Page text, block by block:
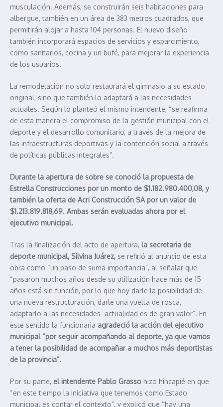
musculación. Además, se construirán seis habitaciones para
albergue, también en un área de 383 metros cuadrados, que
permitirán alojar a hasta 104 personas. El nuevo diseño
también incorporará espacios de servicios y esparcimiento,
como sanitarios, cocina y un bufé, para mejorar la experiencia
de los usuarios.
La remodelación no solo restaurará el gimnasio a su estado
original, sino que también lo adaptará a las necesidades
actuales. Según lo planteó el mismo intendente, “se reafirma
de esta manera el compromiso de la gestión municipal con el
deporte y el desarrollo comunitario, a través de la mejora de
las infraestructuras deportivas y la contención social a través
de políticas públicas integrales”.
Durante la apertura de sobre se conoció la propuesta de
Estrella Construcciones por un monto de $1.182.980.400,08, y
también la oferta de Acri Construcción SA por un valor de
$1.213.819.818,69. Ambas serán evaluadas ahora por el
ejecutivo municipal.
Tras la finalización del acto de apertura, la secretaria de
deporte municipal, Silvina Juárez, se refirió al anuncio de esta
obra como “un paso de suma importancia”, al señalar que
“pasaron muchos años desde su utilización hace más de 15
años está sin función, por lo que hoy darle la posibilidad de
una nueva restructuración, darle una vuelta de rosca,
adaptarlo a las necesidades actualidad es de gran valor”. En
este sentido la funcionaria agradeció la acción del ejecutivo
municipal “por seguir acompañando al deporte, ya que vamos
a tener la posibilidad de acompañar a muchos más deportistas
de la provincia”.
Por su parte, el intendente Pablo Grasso hizo hincapié en que
“en este tiempo la iniciativa que tenemos como Estado
municipal es contar el contexto”, y explicó que “hay una